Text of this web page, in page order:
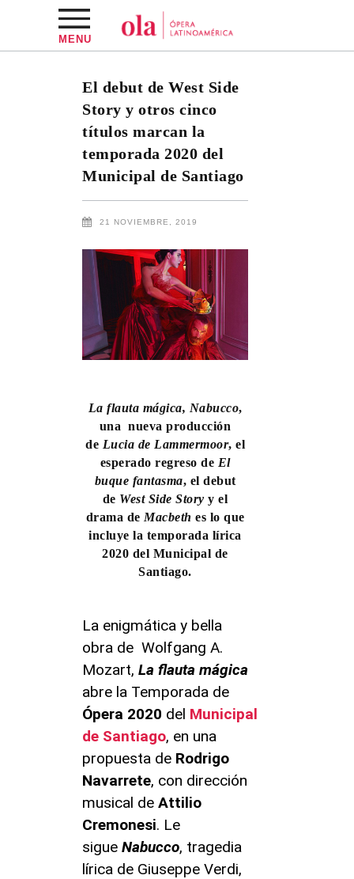
MENU
El debut de West Side
Story y otros cinco
títulos marcan la
temporada 2020 del
Municipal de Santiago
21 NOVIEMBRE, 2019
La flauta mágica, Nabucco,
una nueva producción
de Lucia de Lammermoor, el
esperado regreso de El
buque fantasma, el debut
de West Side Storyy el
drama de Macbeth es lo que
incluye la temporada lírica
2020 del Municipal de
Santiago.
La enigmática y bella
obra de Wolfgang A.
Mozart, La flauta mágica
abre la Temporada de
Ópera 2020 del Municipal
de Santiago, en una
propuesta de Rodrigo
Navarrete, con dirección
musical de Attilio
Cremonesi. Le
sigue Nabucco, tragedia
lírica de Giuseppe Verdi,